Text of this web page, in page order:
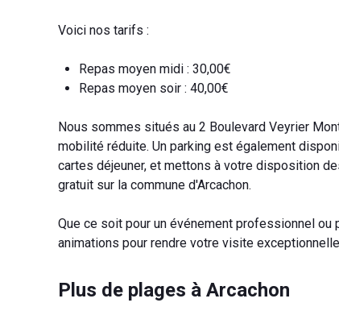
Voici nos tarifs :
Repas moyen midi : 30,00€
Repas moyen soir : 40,00€
Nous sommes situés au 2 Boulevard Veyrier
mobilité réduite. Un parking est également
cartes déjeuner, et mettons à votre disposition
gratuit sur la commune d'Arcachon.
Que ce soit pour un événement professionnel
animations pour rendre votre visite
Plus de plages à Arcachon